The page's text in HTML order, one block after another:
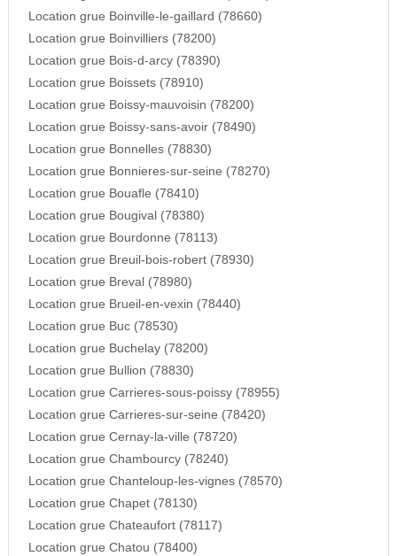
Location grue Boinville-le-gaillard (78660)
Location grue Boinvilliers (78200)
Location grue Bois-d-arcy (78390)
Location grue Boissets (78910)
Location grue Boissy-mauvoisin (78200)
Location grue Boissy-sans-avoir (78490)
Location grue Bonnelles (78830)
Location grue Bonnieres-sur-seine (78270)
Location grue Bouafle (78410)
Location grue Bougival (78380)
Location grue Bourdonne (78113)
Location grue Breuil-bois-robert (78930)
Location grue Breval (78980)
Location grue Brueil-en-vexin (78440)
Location grue Buc (78530)
Location grue Buchelay (78200)
Location grue Bullion (78830)
Location grue Carrieres-sous-poissy (78955)
Location grue Carrieres-sur-seine (78420)
Location grue Cernay-la-ville (78720)
Location grue Chambourcy (78240)
Location grue Chanteloup-les-vignes (78570)
Location grue Chapet (78130)
Location grue Chateaufort (78117)
Location grue Chatou (78400)